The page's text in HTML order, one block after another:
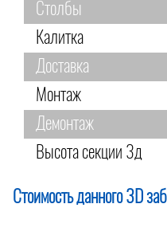
Столбы
Калитка
Доставка
Монтаж
Демонтаж
Высота секции 3д
Стоимость данного 3D